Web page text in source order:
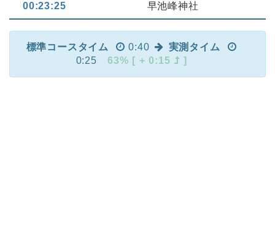
00:23:25 早池峰神社
標準コースタイム 0:40
実測タイム
0:25
63% [ + 0:15 ]